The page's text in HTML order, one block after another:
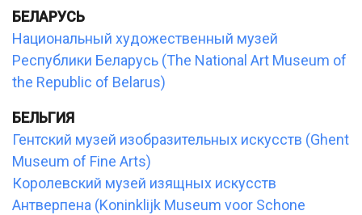
БЕЛАРУСЬ
Национальный художественный музей
Республики Беларусь (The National Art Museum of
the Republic of Belarus)
БЕЛЬГИЯ
Гентский музей изобразительных искусств (Ghent
Museum of Fine Arts)
Королевский музей изящных искусств
Антверпена (Koninklijk Museum voor Schone